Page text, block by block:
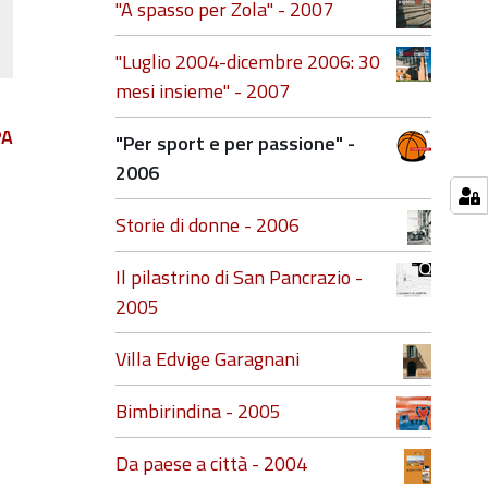
"A spasso per Zola" - 2007
"Luglio 2004-dicembre 2006: 30
mesi insieme" - 2007
"Per sport e per passione" -
2006
Storie di donne - 2006
Il pilastrino di San Pancrazio -
2005
Villa Edvige Garagnani
Bimbirindina - 2005
Da paese a città - 2004